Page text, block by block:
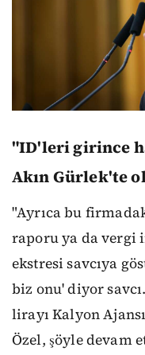
"ID'leri girince
Akın Gürlek'te
"Ayrıca bu
raporu ya da vergi
ekstresi savcıya
biz onu' diyor
lirayı Kalyon
Özel, şöyle devam